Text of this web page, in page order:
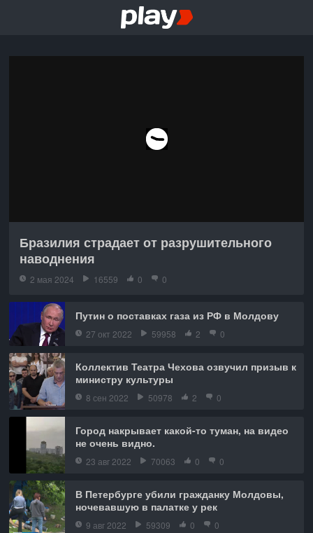
Бразилия страдает от разрушительного
наводнения
2 мая 2024 16559 0 0
Путин о поставках газа из РФ в Молдову
27 окт 2022 59958 2 0
Коллектив Театра Чехова озвучил призыв к
министру культуры
8 сен 2022 50978 2 0
Город накрывает какой-то туман, на видео
не очень видно.
23 авг 2022 70063 0 0
В Петербурге убили гражданку Молдовы,
ночевавшую в палатке у рек
9 авг 2022 59309 0 0